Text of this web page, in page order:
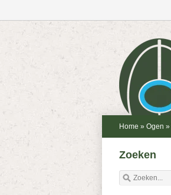
Home » Ogen »
Zoeken